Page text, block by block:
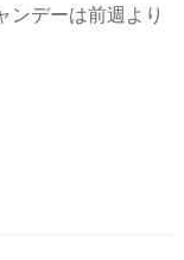
ンデーは前週より